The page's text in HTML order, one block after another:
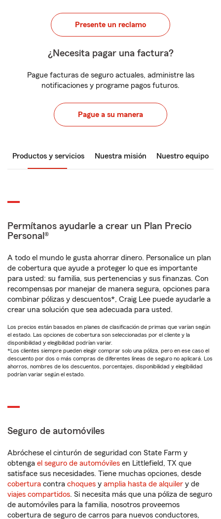
Presente un reclamo
¿Necesita pagar una factura?
Pague facturas de seguro actuales, administre las
notificaciones y programe pagos futuros.
Pague a su manera
Productos y servicios Nuestra misión Nuestro equipo
Permítanos ayudarle a crear un Plan Precio
Personal®
A todo el mundo le gusta ahorrar dinero. Personalice un plan
de cobertura que ayude a proteger lo que es importante
para usted: su familia, sus pertenencias y sus finanzas. Con
recompensas por manejar de manera segura, opciones para
combinar pólizas y descuentos*, Craig Lee puede ayudarle a
crear una solución que sea adecuada para usted.
Los precios están basados en planes de clasificación de primas que varían según
el estado. Las opciones de cobertura son seleccionadas por el cliente y la
disponibilidad y elegibilidad podrían variar.
*Los clientes siempre pueden elegir comprar solo una póliza, pero en ese caso el
descuento por dos o más compras de diferentes líneas de seguro no aplicará. Los
ahorros, nombres de los descuentos, porcentajes, disponibilidad y elegibilidad
podrían variar según el estado.
Seguro de automóviles
Abróchese el cinturón de seguridad con State Farm y
obtenga el seguro de automóviles en Littlefield, TX que
satisface sus necesidades. Tiene muchas opciones, desde
cobertura contra choques y amplia hasta de alquiler y de
viajes compartidos. Si necesita más que una póliza de seguro
de automóviles para la familia, nosotros proveemos
cobertura de seguro de carros para nuevos conductores,